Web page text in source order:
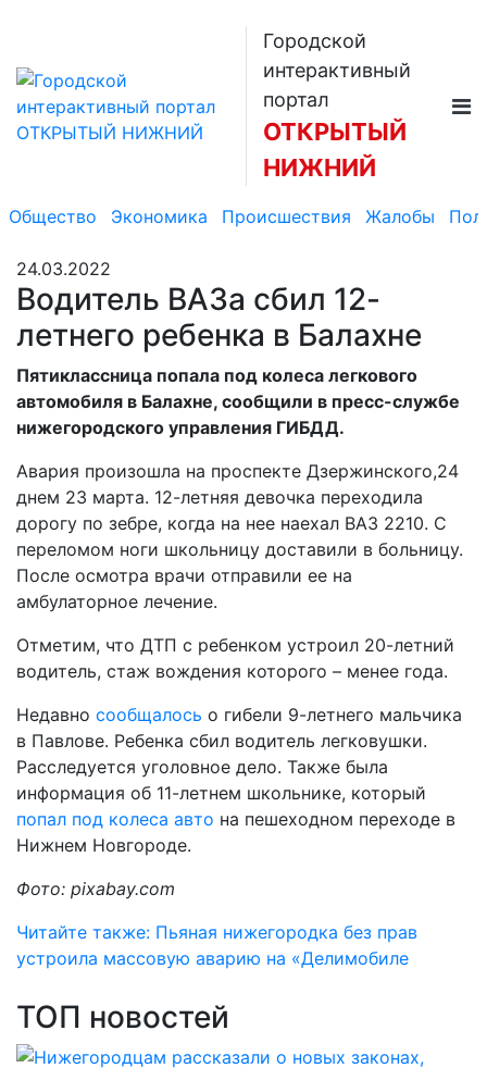
Городской
интерактивный
портал
ОТКРЫТЫЙ
НИЖНИЙ
Общество Экономика Происшествия Жалобы
24.03.2022
Водитель ВАЗа сбил 12-
летнего ребенка в Балахне
Пятиклассница попала под колеса легкового
автомобиля в Балахне, сообщили в пресс-службе
нижегородского управления ГИБДД.
Авария произошла на проспекте Дзержинского,24
днем 23 марта. 12-летняя девочка переходила
дорогу по зебре, когда на нее наехал ВАЗ 2210. С
переломом ноги школьницу доставили в больницу.
После осмотра врачи отправили ее на
амбулаторное лечение.
Отметим, что ДТП с ребенком устроил 20-летний
водитель, стаж вождения которого – менее года.
Недавно сообщалось о гибели 9-летнего мальчика
в Павлове. Ребенка сбил водитель легковушки.
Расследуется уголовное дело. Также была
информация об 11-летнем школьнике, который
попал под колеса авто на пешеходном переходе в
Нижнем Новгороде.
Фото: pixabay.com
Читайте также: Пьяная нижегородка без прав
устроила массовую аварию на «Делимобиле
ТОП новостей